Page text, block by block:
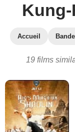
Accueil
19 films